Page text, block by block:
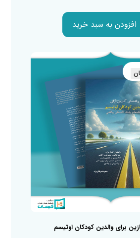
افزودن به سبد خرید
برای والدین کودکان اوتیسم